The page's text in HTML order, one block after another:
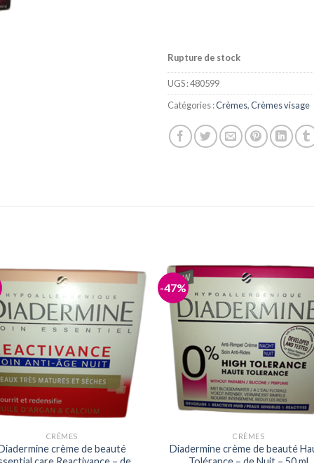
Rupture de stock
UGS :480599
Catégories :Crèmes,Crèmes visage
CRÈMES
crème de beauté
-47%
CRÈMES
Diadermine crème de beauté